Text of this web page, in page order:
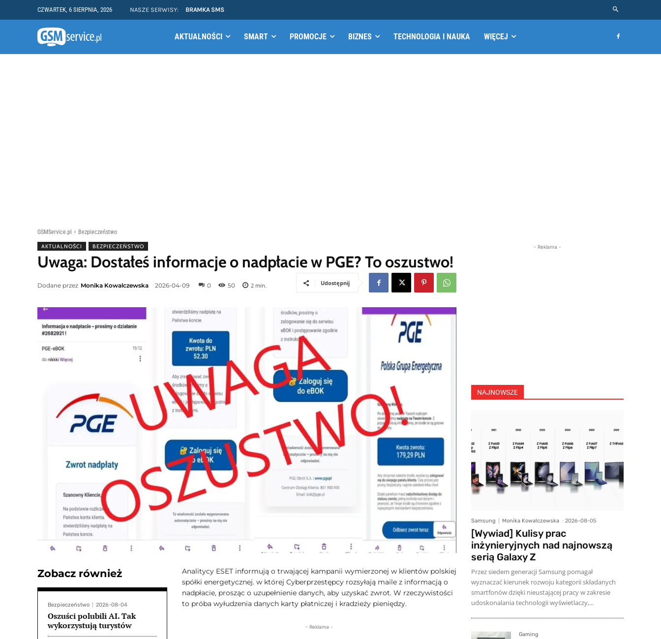
CZWARTEK, 6 SIERPNIA, 2026 NASZE SERWISY: BRAMKA SMS
AKTUALNOŚCI SMART PROMOCJE BIZNES TECHNOLOGIA I NAUKA WIĘCEJ
GSMService.pl Bezpieczeństwo
AKTUALNOŚCI BEZPIECZEŃSTWO
Uwaga: Dostałeś informacje o nadpłacie w PGE? To oszustwo!
Dodane przez Monika Kowalczewska 2026-04-09 0 50 2 min. Udostępnij
Zobacz również
Bezpieczeństwo 2026-08-04
Oszuści polubili AI. Tak
wykorzystują turystów
Analitycy ESET informują o trwającej kampanii wymierzonej w klientów polskiej
spółki energetycznej. w której Cyberprzestępcy rozsyłają maile z informacją o
nadpłacie, prosząc o uzupełnienie danych, aby uzyskać zwrot. W rzeczywistości
to próba wyłudzenia danych karty płatniczej i kradzieży pieniędzy.
- Reklama -
- Reklama -
NAJNOWSZE
Samsung Monika Kowalczewska - 2026-08-05
[Wywiad] Kulisy prac
inżynieryjnych nad najnowszą
serią Galaxy Z
Przez siedem generacji Samsung pomagał
wyznaczać kierunek rozwoju kategorii składanych
smartfonów dzięki nieustającej pracy w zakresie
udoskonalania technologii wyświetlaczy,...
Gaming